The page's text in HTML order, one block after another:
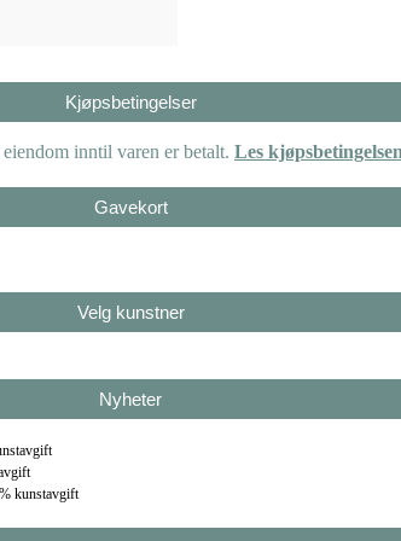
Kjøpsbetingelser
inntil varen er betalt. Les
Gavekort
Velg kunstner
Nyheter
kunstavgift